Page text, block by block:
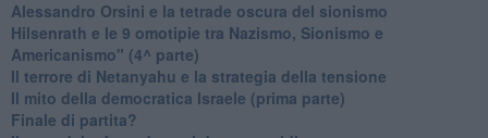
​Alessandro Orsini e la tetrade oscura del sionismo
​Hilsenrath e le 9 omotipie tra Nazismo, Sionismo e
Americanismo" (4^ parte)
​Il terrore di Netanyahu e la strategia della tensione
Il mito della democratica Israele (prima parte)
​Finale di partita?